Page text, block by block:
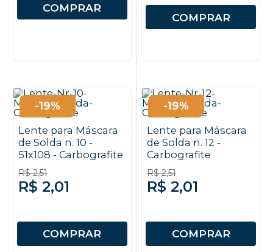
COMPRAR
COMPRAR
Lente para Máscara
de Solda n. 10 -
51x108 - Carbografite
R$ 2,51
R$ 2,01
COMPRAR
-19%
Lente para Máscara
de Solda n. 12 -
Carbografite
R$ 2,51
R$ 2,01
COMPRAR
-19%